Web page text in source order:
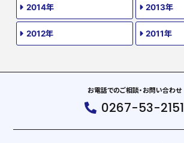
2014年 2013年
2012年 2011年
お電話でのご相談・お問い合わせ
0267-53-2151